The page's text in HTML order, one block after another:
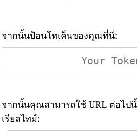
จากนั้นป้อนโทเค็นของคุณที่นี่:
จากนั้นคุณสามารถใช้ URL ต่อไป
เรียลไทม์: